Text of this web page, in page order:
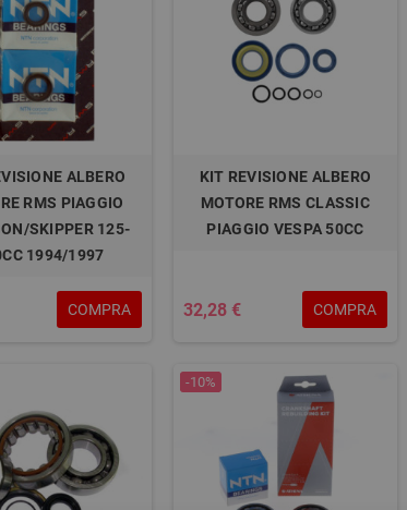
ALBERO
RMS PIAGGIO
SKIPPER 125-
1994/1997
COMPRA
KIT REVISIONE ALBERO
MOTORE RMS CLASSIC
PIAGGIO VESPA 50CC
32,28 € COMPRA
-10%